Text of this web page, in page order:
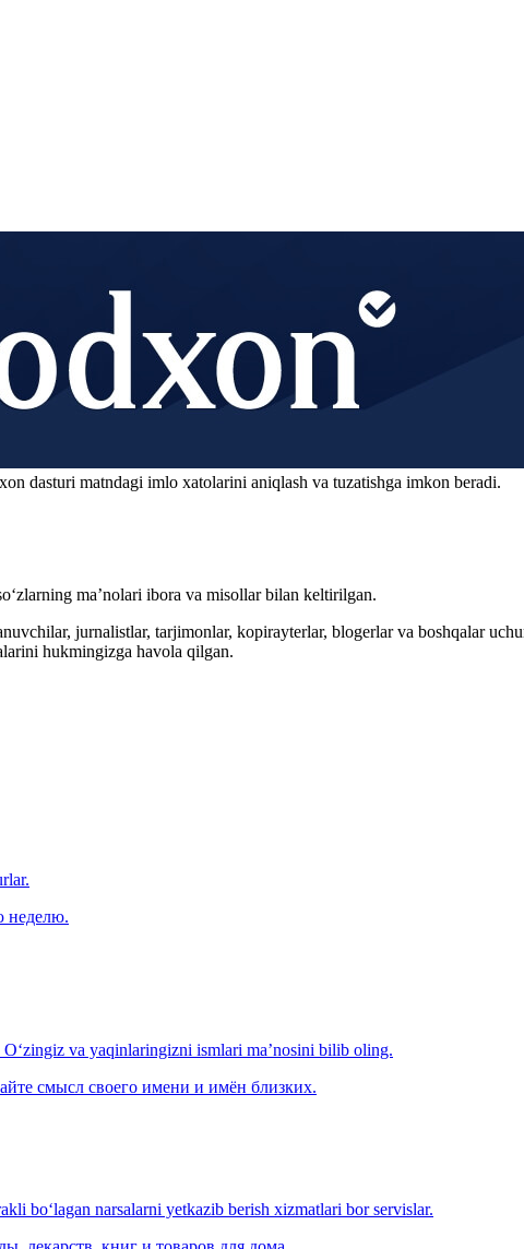
dasturi matndagi imlo xatolarini aniqlash va tuzatishga imkon beradi.
ma’nolari ibora va misollar bilan keltirilgan.
jurnalistlar, tarjimonlar, kopirayterlar, blogerlar va boshqalar
hukmingizga havola qilgan.
неделю.
va yaqinlaringizni ismlari ma’nosini bilib oling.
смысл своего имени и имён близких.
bo‘lagan narsalarni yetkazib berish xizmatlari bor servislar.